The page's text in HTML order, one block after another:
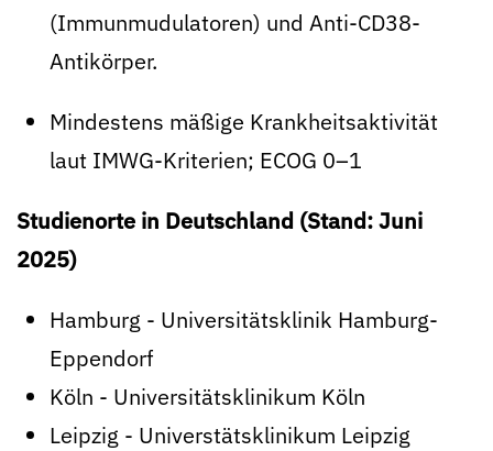
(Immunmudulatoren) und Anti-CD38-
Antikörper.
Mindestens mäßige Krankheitsaktivität
laut IMWG-Kriterien; ECOG 0–1
Studienorte in Deutschland (Stand: Juni
2025)
Hamburg - Universitätsklinik Hamburg-
Eppendorf
Köln - Universitätsklinikum Köln
Leipzig - Universtätsklinikum Leipzig